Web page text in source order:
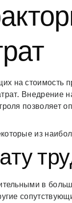
на стоимость
Внедрение
позволяет
из
в